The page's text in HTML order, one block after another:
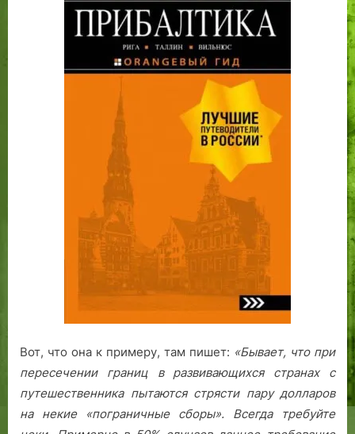
Вот, что она к примеру, там пишет: «Бывает, что при
пересечении границ в развивающихся странах с
путешественника пытаются стрясти пару долларов
на некие «пограничные сборы». Всегда требуйте